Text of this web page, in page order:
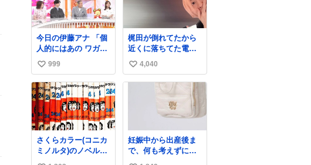
今日の伊藤アナ 「個
人的にはあの ワガマ
マなモモンガを是非
松平さんに成敗して
ほしい」 (手に刀を持
ってモモ○ガを切る仕
草) #ちいかわ #アニ
メちいかわ
い
い
ね
数
999
梶田が倒れてたから
近くに落ちてた電池
戻しておいた
い
い
4,040
さくらカラー(コニカ
ミノルタ)のノベルテ
ィが暗室から山のよ
妊娠中から出産後ま
で、何も考えずにサ
ッと持って行けるよ